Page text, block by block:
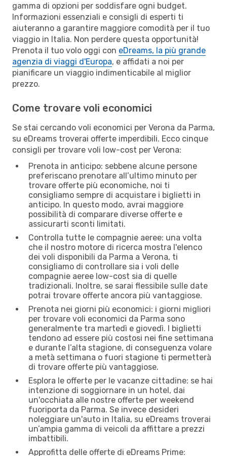
gamma di opzioni per soddisfare ogni budget.
Informazioni essenziali e consigli di esperti ti
aiuteranno a garantire maggiore comodità per il tuo
viaggio in Italia. Non perdere questa opportunità!
Prenota il tuo volo oggi con eDreams, la più grande
agenzia di viaggi d'Europa, e affidati a noi per
pianificare un viaggio indimenticabile al miglior
prezzo.
Come trovare voli economici
Se stai cercando voli economici per Verona da Parma,
su eDreams troverai offerte imperdibili. Ecco cinque
consigli per trovare voli low-cost per Verona:
Prenota in anticipo: sebbene alcune persone
preferiscano prenotare all’ultimo minuto per
trovare offerte più economiche, noi ti
consigliamo sempre di acquistare i biglietti in
anticipo. In questo modo, avrai maggiore
possibilità di comparare diverse offerte e
assicurarti sconti limitati.
Controlla tutte le compagnie aeree: una volta
che il nostro motore di ricerca mostra l'elenco
dei voli disponibili da Parma a Verona, ti
consigliamo di controllare sia i voli delle
compagnie aeree low-cost sia di quelle
tradizionali. Inoltre, se sarai flessibile sulle date
potrai trovare offerte ancora più vantaggiose.
Prenota nei giorni più economici: i giorni migliori
per trovare voli economici da Parma sono
generalmente tra martedì e giovedì. I biglietti
tendono ad essere più costosi nei fine settimana
e durante l’alta stagione, di conseguenza volare
a metà settimana o fuori stagione ti permetterà
di trovare offerte più vantaggiose.
Esplora le offerte per le vacanze cittadine: se hai
intenzione di soggiornare in un hotel, dai
un'occhiata alle nostre offerte per weekend
fuoriporta da Parma. Se invece desideri
noleggiare un'auto in Italia, su eDreams troverai
un’ampia gamma di veicoli da affittare a prezzi
imbattibili.
Approfitta delle offerte di eDreams Prime: